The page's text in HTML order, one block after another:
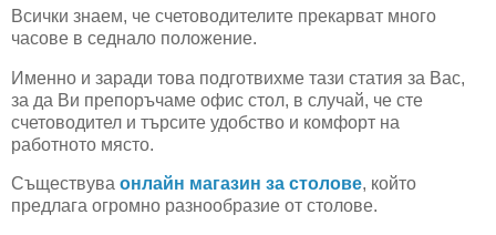
Всички знаем, че счетоводителите прекарват много
часове в седнало положение.
Именно и заради това подготвихме тази статия за Вас,
за да Ви препоръчаме офис стол, в случай, че сте
счетоводител и търсите удобство и комфорт на
работното място.
Съществува онлайн магазин за столове, който
предлага огромно разнообразие от столове.